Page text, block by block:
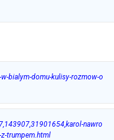
bialym-domu-kulisy-rozmow-o
nawro
trumpem.html